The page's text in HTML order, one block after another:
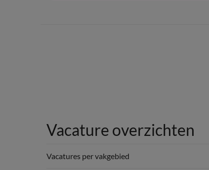
Vacature overzichten
Vacatures per vakgebied